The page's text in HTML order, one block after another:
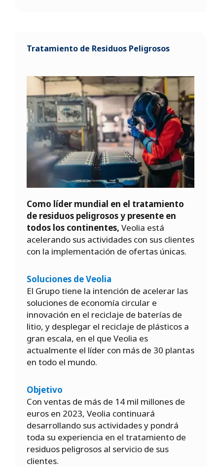
Tratamiento de Residuos Peligrosos
Como líder mundial en el tratamiento
de residuos peligrosos y presente en
todos los continentes, Veolia está
acelerando sus actividades con sus clientes
con la implementación de ofertas únicas.
Soluciones de Veolia
El Grupo tiene la intención de acelerar las
soluciones de economía circular e
innovación en el reciclaje de baterías de
litio, y desplegar el reciclaje de plásticos a
gran escala, en el que Veolia es
actualmente el líder con más de 30 plantas
en todo el mundo.
Objetivo
Con ventas de más de 14 mil millones de
euros en 2023, Veolia continuará
desarrollando sus actividades y pondrá
toda su experiencia en el tratamiento de
residuos peligrosos al servicio de sus
clientes.